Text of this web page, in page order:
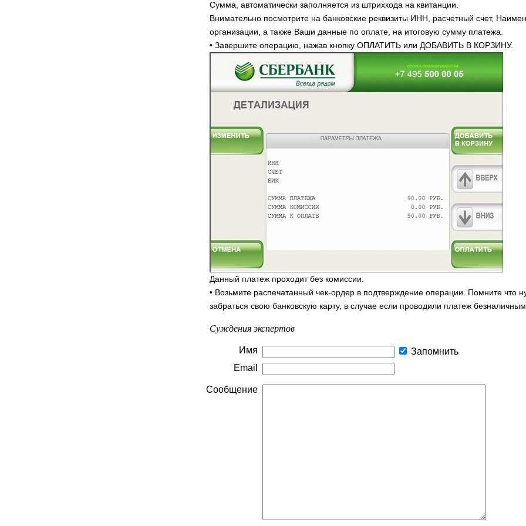
Сумма, автоматически заполняется из штрихкода на квитанции.
Внимательно посмотрите на банковские реквизиты ИНН, расчетный счет,
организации, а также Ваши данные по оплате, на итоговую сумму платежа.
• Завершите операцию, нажав кнопку ОПЛАТИТЬ или ДОБАВИТЬ В КОРЗИНУ.
Данный платеж проходит без комиссии.
• Возьмите распечатанный чек-ордер в подтверждение операции. Помните что
забраться свою банковскую карту, в случае если проводили платеж
Суждения экспертов
Имя
Запомнить
Email
Сообщение